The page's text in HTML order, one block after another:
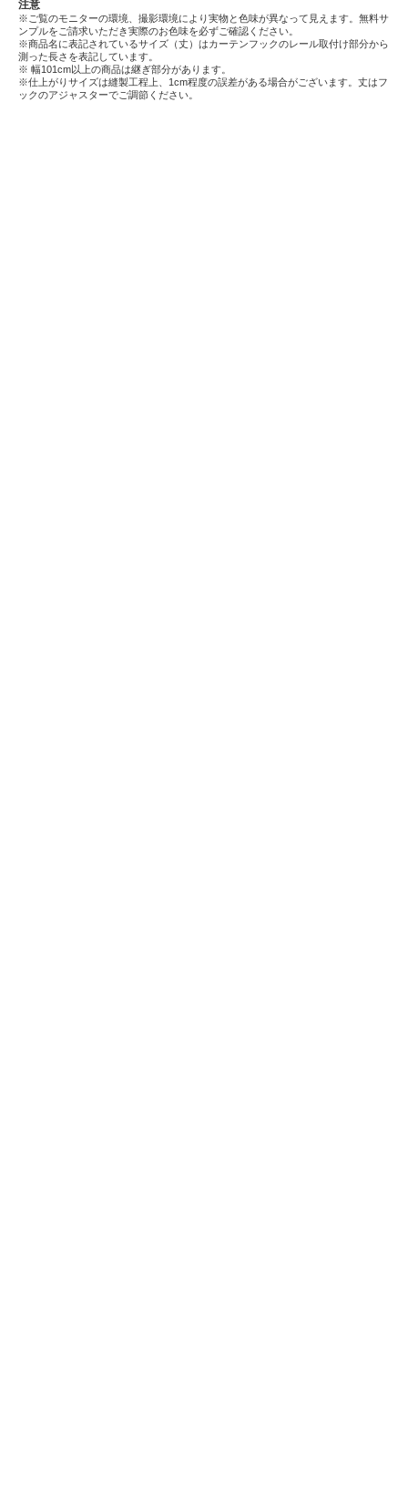
注意
※ご覧のモニターの環境、撮影環境により実物と色味が異なって見えます。無料サ
ンプルをご請求いただき実際のお色味を必ずご確認ください。
※商品名に表記されているサイズ（丈）はカーテンフックのレール取付け部分から
測った長さを表記しています。
※ 幅101cm以上の商品は継ぎ部分があります。
※仕上がりサイズは縫製工程上、1cm程度の誤差がある場合がございます。丈はフ
ックのアジャスターでご調節ください。